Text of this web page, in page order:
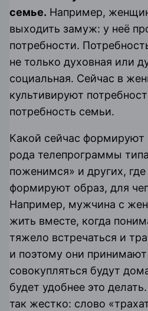
семье. Например,
выходить замуж: у неё
потребности.
не только духовная или
социальная. Сейчас в
культивируют
потребность семьи.
Какой сейчас формируют
рода телепрограммы
поженимся» и других,
формируют образ, для
Например, мужчина с
жить вместе, когда
тяжело встречаться и
и поэтому они
совокупляться будут
будет удобнее это
так жестко: слово